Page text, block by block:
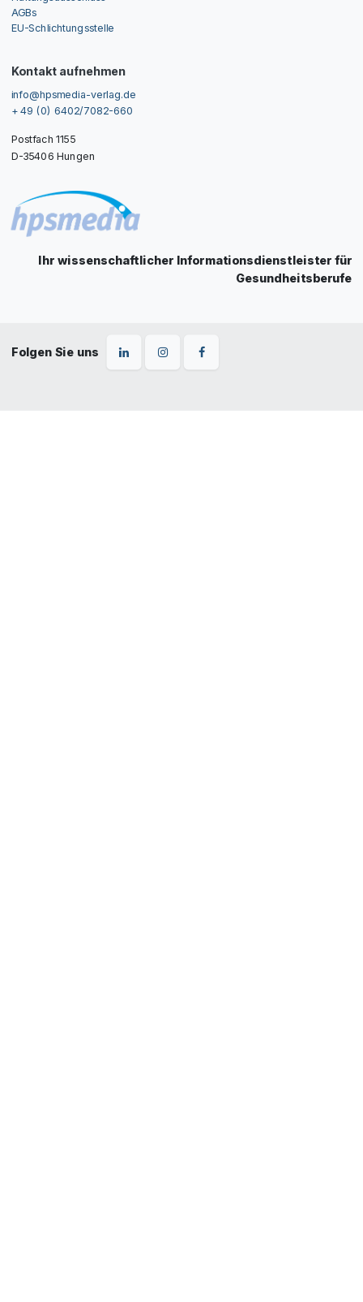
AGBs
EU-Schlichtungsstelle
Kontakt aufnehmen
info@hpsmedia-verlag.de
+ 49 (0) 6402/7082-660
Postfach 1155
D-35406 Hungen
Ihr wissenschaftlicher Informationsdienstleister für
Gesundheitsberufe
Folgen Sie uns